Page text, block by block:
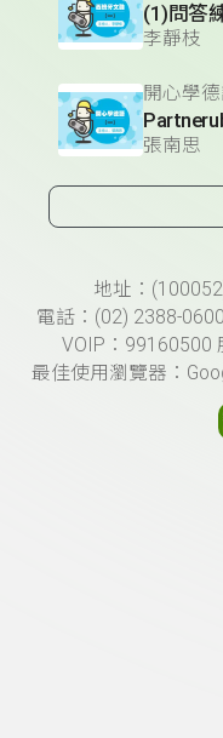
李靜枝
開心學
張南思
頁尾資訊地址：
電話：(02) 2388-
VOIP：99160500
最佳使用瀏覽器：